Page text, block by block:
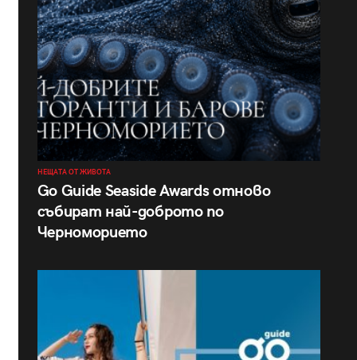
НЕЩАТА ОТ ЖИВОТА
Go Guide Seaside Awards отново
събират най-доброто по
Черноморието